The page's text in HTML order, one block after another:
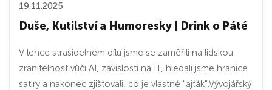
19.11.2025
Duše, Kutilství a Humoresky | Drink o Páté
V lehce strašidelném dílu jsme se zaměřili na lidskou
zranitelnost vůči AI, závislosti na IT, hledali jsme hranice
satiry a nakonec zjišťovali, co je vlastně "ajťák".Vývojářský